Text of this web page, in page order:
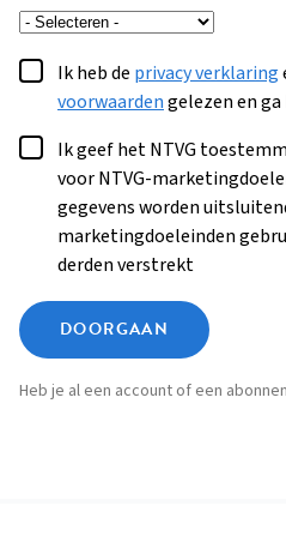
Ik heb de privacy verklaring
voorwaardengelezen en
Ik geef het NTVG
voor NTVG-
gegevens worden
marketingdoeleinden
derden verstrekt
DOORGAAN
Heb je al een account of een